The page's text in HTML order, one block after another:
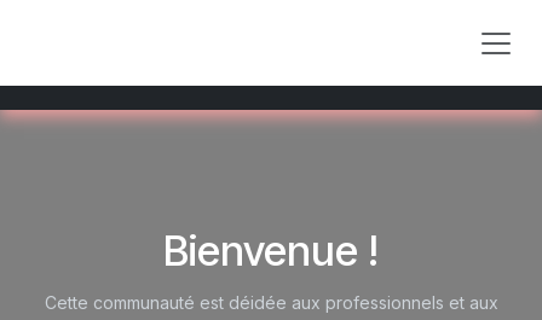
Bienvenue !
Cette communauté est déidée aux professionnels et aux